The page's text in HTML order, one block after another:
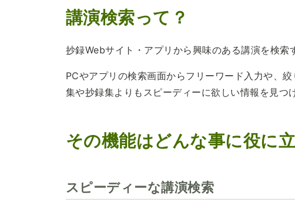
講演検索って？
抄録Webサイト・アプリから興味のある講演を検索
PCやアプリの検索画面からフリーワード入力や、
集や抄録集よりもスピーディーに欲しい情報を見つ
その機能はどんな事に役に
スピーディーな講演検索